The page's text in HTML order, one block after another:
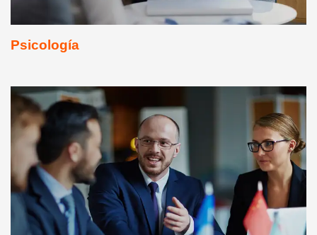
Psicología